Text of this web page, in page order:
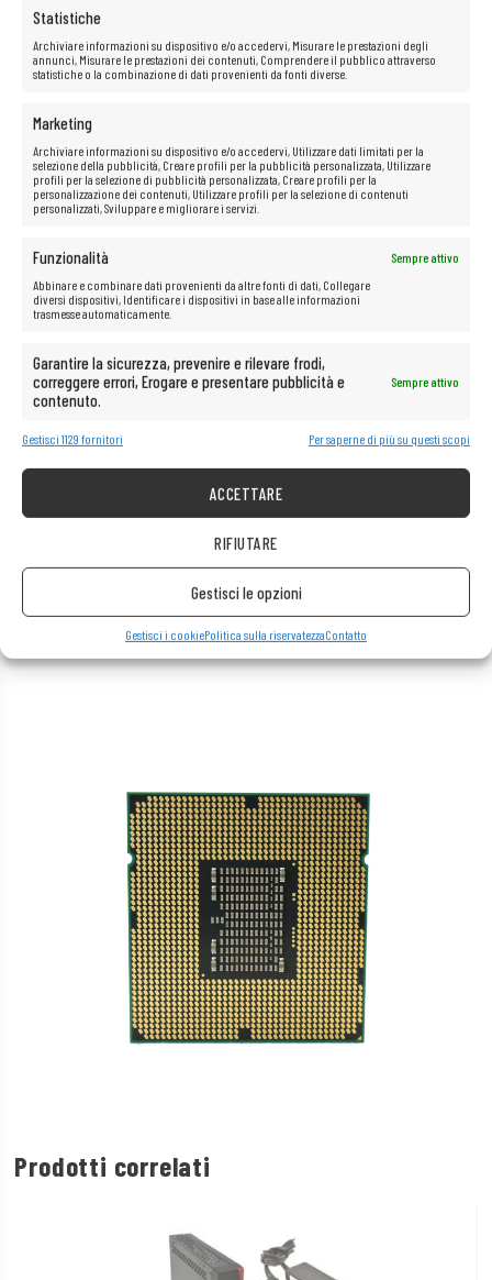
Statistiche
Archiviare informazioni su dispositivo e/o accedervi, Misurare le prestazioni degli
annunci, Misurare le prestazioni dei contenuti, Comprendere il pubblico attraverso
statistiche o la combinazione di dati provenienti da fonti diverse.
Marketing
Archiviare informazioni su dispositivo e/o accedervi, Utilizzare dati limitati per la
selezione della pubblicità, Creare profili per la pubblicità personalizzata, Utilizzare
profili per la selezione di pubblicità personalizzata, Creare profili per la
personalizzazione dei contenuti, Utilizzare profili per la selezione di contenuti
personalizzati, Sviluppare e migliorare i servizi.
Funzionalità
Sempre attivo
Abbinare e combinare dati provenienti da altre fonti di dati, Collegare
diversi dispositivi, Identificare i dispositivi in base alle informazioni
trasmesse automaticamente.
Garantire la sicurezza, prevenire e rilevare frodi,
correggere errori, Erogare e presentare pubblicità e
contenuto.
Sempre attivo
Gestisci 1129 fornitori Per saperne di più su questi scopi
ACCETTARE
RIFIUTARE
Gestisci le opzioni
Gestisci i cookiePolitica sulla riservatezzaContatto
Prodotti correlati